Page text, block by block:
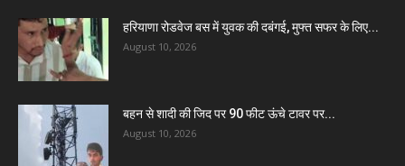
हरियाणा रोडवेज बस में युवक की दबंगई, मुफ्त सफर के लिए...
August 10, 2026
बहन से शादी की जिद पर 90 फीट ऊंचे टावर पर...
August 10, 2026